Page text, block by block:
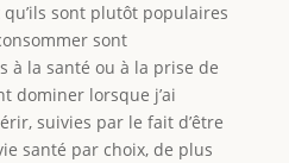
sont plutôt populaires
sont
à la santé ou à la prise de
dominer lorsque j’ai
suivies par le fait d’être
santé par choix, de plus